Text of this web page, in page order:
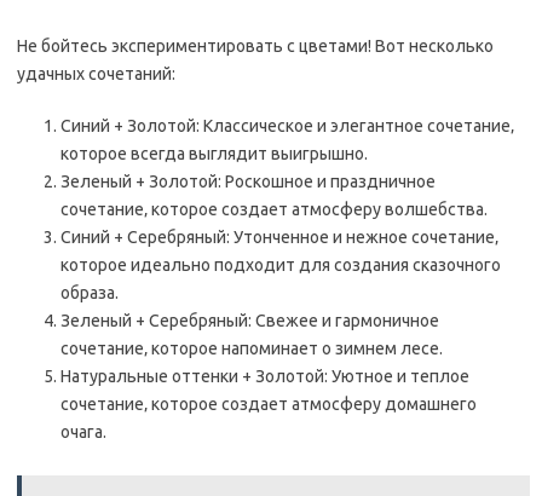
Не бойтесь экспериментировать с цветами! Вот несколько
удачных сочетаний:
Синий + Золотой: Классическое и элегантное сочетание‚
которое всегда выглядит выигрышно.
Зеленый + Золотой: Роскошное и праздничное
сочетание‚ которое создает атмосферу волшебства.
Синий + Серебряный: Утонченное и нежное сочетание‚
которое идеально подходит для создания сказочного
образа.
Зеленый + Серебряный: Свежее и гармоничное
сочетание‚ которое напоминает о зимнем лесе.
Натуральные оттенки + Золотой: Уютное и теплое
сочетание‚ которое создает атмосферу домашнего
очага.